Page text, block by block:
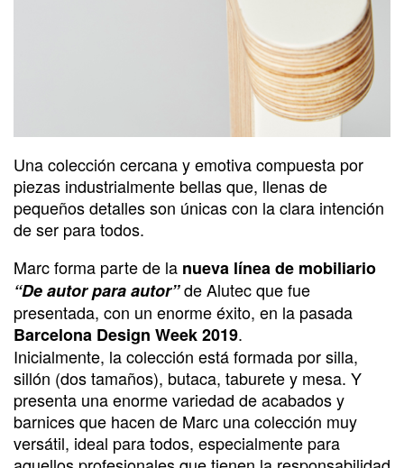
Una colección cercana y emotiva compuesta por
piezas industrialmente bellas que, llenas de
pequeños detalles son únicas con la clara intención
de ser para todos.
Marc forma parte de la nueva línea de mobiliario
“De autor para autor”de Alutec que fue
presentada, con un enorme éxito, en la pasada
Barcelona Design Week 2019.
Inicialmente, la colección está formada por silla,
sillón (dos tamaños), butaca, taburete y mesa. Y
presenta una enorme variedad de acabados y
barnices que hacen de Marc una colección muy
versátil, ideal para todos, especialmente para